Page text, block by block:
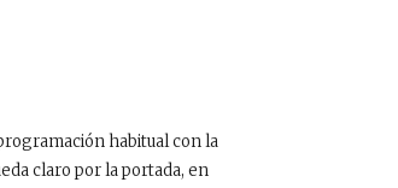
habitual con la
claro por la portada, en